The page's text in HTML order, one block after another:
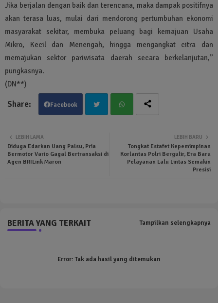
Jika berjalan dengan baik dan terencana, maka dampak positifnya
akan terasa luas, mulai dari mendorong pertumbuhan ekonomi
masyarakat sekitar, membuka peluang bagi kemajuan Usaha
Mikro, Kecil dan Menengah, hingga mengangkat citra dan
memajukan sektor pariwisata daerah secara berkelanjutan,”
pungkasnya.
(DN**)
Facebook
ter
LEBIH BARU
Tongkat Estafet Kepemimpinan
Korlantas Polri Bergulir, Era Baru
Pelayanan Lalu Lintas Semakin
Presisi
LEBIH LAMA
Diduga Edarkan Uang Palsu, Pria
Bermotor Vario Gagal Bertransaksi di
Agen BRILink Maron
BERITA YANG TERKAIT Tampilkan selengkapnya
Error:Tak ada hasil yang ditemukan